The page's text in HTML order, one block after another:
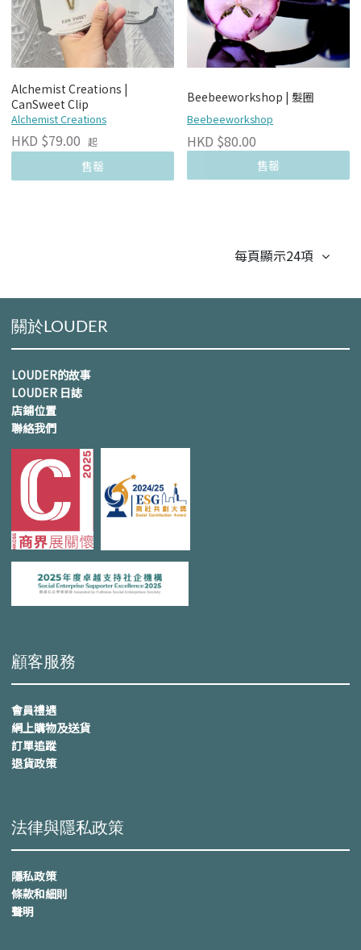
Alchemist Creations |
CanSweet Clip
Alchemist Creations
HKD $79.00 起
售罄
Beebeeworkshop | 髮圈
Beebeeworkshop
HKD $80.00
售罄
每頁顯示24項
關於LOUDER
LOUDER的故事
LOUDER 日誌
店鋪位置
聯絡我們
顧客服務
會員禮遇
網上購物及送貨
訂單追蹤
退貨政策
法律與隱私政策
隱私政策
條款和細則
聲明